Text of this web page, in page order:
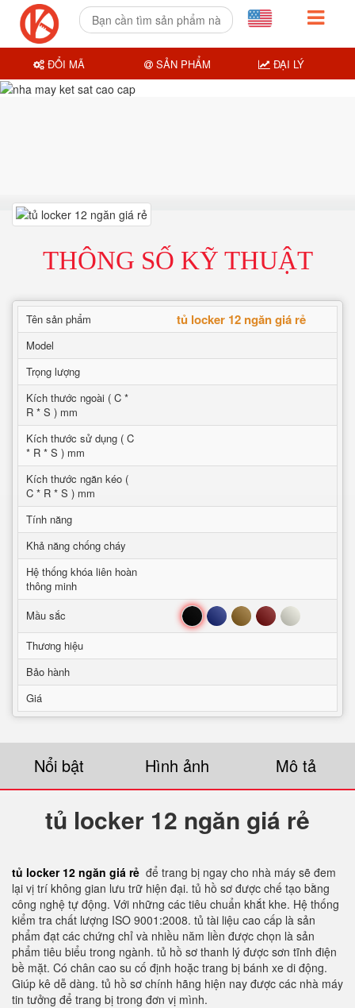
THÔNG SỐ KỸ THUẬT
Tên sản phẩm tủ locker 12 ngăn giá rẻ
Model
Trọng lượng
Kích thước ngoài ( C *
R * S ) mm
Kích thước sử dụng ( C
* R * S ) mm
Kích thước ngăn kéo (
C * R * S ) mm
Tính năng
Khả năng chống cháy
Hệ thống khóa liên hoàn
thông minh
Mầu sắc
Đen Xanh Nâu Đỏ Trắng
Thương hiệu
Bảo hành
Giá
Nổi bật Hình ảnh Mô tả
tủ locker 12 ngăn giá rẻ
tủ locker 12 ngăn giá rẻ để trang bị ngay cho nhà máy sẽ đem
lại vị trí không gian lưu trữ hiện đại. tủ hồ sơ được chế tạo bằng
công nghệ tự động. Với những các tiêu chuẩn khắt khe. Hệ thống
kiểm tra chất lượng ISO 9001:2008. tủ tài liệu cao cấp là sản
phẩm đạt các chứng chỉ và nhiều năm liền được chọn là sản
phẩm tiêu biểu trong ngành. tủ hồ sơ thanh lý được sơn tĩnh điện
bề mặt. Có chân cao su cố định hoặc trang bị bánh xe di động.
Giúp kê dễ dàng. tủ hồ sơ chính hãng hiện nay được các nhà máy
tin tưởng để trang bị trong đơn vị mình.
ĐỔI MÃ SẢN PHẨM ĐẠI LÝ